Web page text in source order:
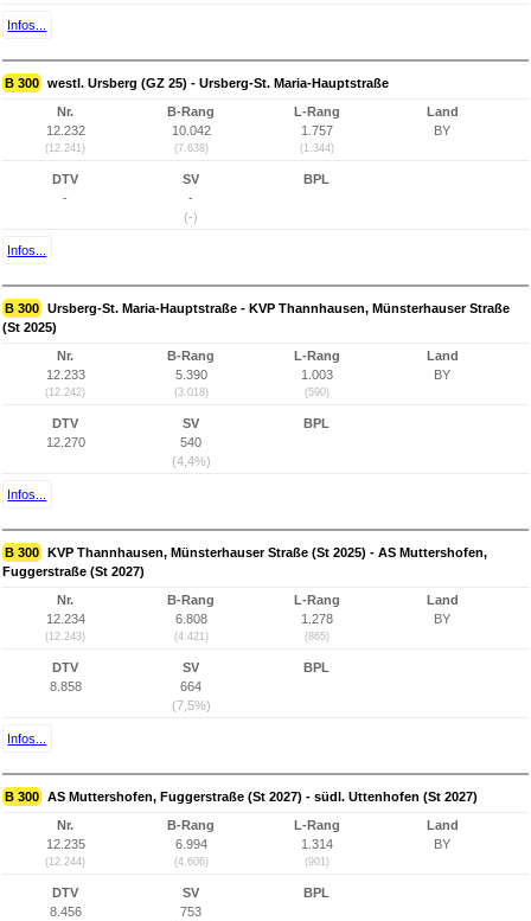
Infos...
B 300 westl. Ursberg (GZ 25) - Ursberg-St. Maria-Hauptstraße
Nr.
12.232
(12.241)
B-Rang
10.042
(7.638)
L-Rang
1.757
(1.344)
Land
BY
DTV
-
SV
-
(-)
BPL
Infos...
B 300 Ursberg-St. Maria-Hauptstraße - KVP Thannhausen, Münsterhauser Straße
(St 2025)
Nr.
12.233
(12.242)
B-Rang
5.390
(3.018)
L-Rang
1.003
(590)
Land
BY
DTV
12.270
SV
540
(4,4%)
BPL
Infos...
B 300 KVP Thannhausen, Münsterhauser Straße (St 2025) - AS Muttershofen,
Fuggerstraße (St 2027)
Nr.
12.234
(12.243)
B-Rang
6.808
(4.421)
L-Rang
1.278
(865)
Land
BY
DTV
8.858
SV
664
(7,5%)
BPL
Infos...
B 300 AS Muttershofen, Fuggerstraße (St 2027) - südl. Uttenhofen (St 2027)
Nr.
12.235
(12.244)
B-Rang
6.994
(4.606)
L-Rang
1.314
(901)
Land
BY
DTV
8.456
SV
753
BPL